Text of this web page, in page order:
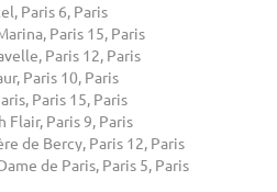
Paris 6, Paris
Paris 15, Paris
Paris 12, Paris
Paris 10, Paris
Paris 15, Paris
Flair, Paris 9, Paris
de Bercy, Paris 12, Paris
de Paris, Paris 5, Paris